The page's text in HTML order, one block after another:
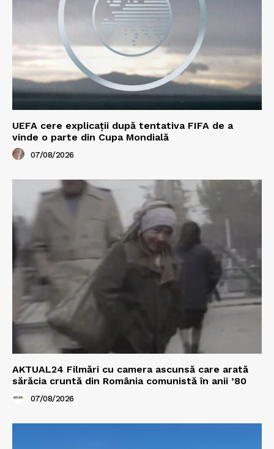
UEFA cere explicații după tentativa FIFA de a
vinde o parte din Cupa Mondială
07/08/2026
AKTUAL24 Filmări cu camera ascunsă care arată
sărăcia cruntă din România comunistă în anii ’80
07/08/2026